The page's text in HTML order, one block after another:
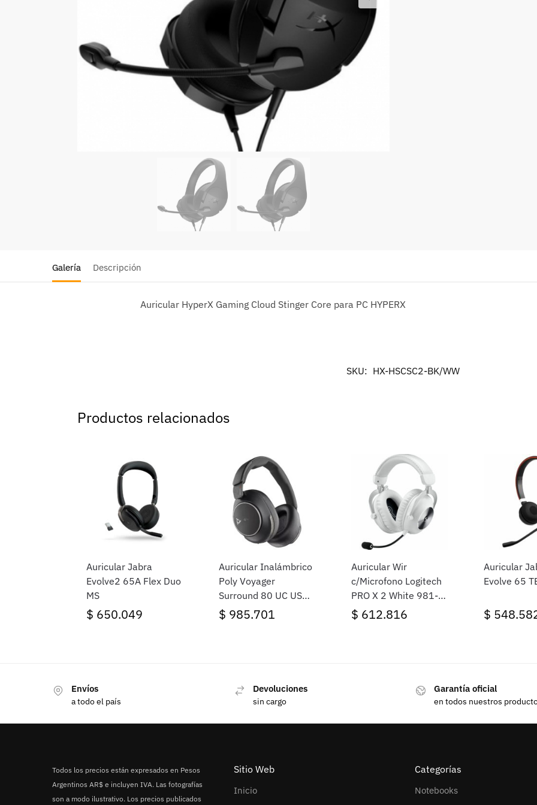
Galería Descripción
Auricular HyperX Gaming Cloud Stinger Core para PC HYPERX
SKU: HX-HSCSC2-BK/WW
Productos relacionados
Auricular Jabra
Evolve2 65A Flex Duo
MS
$ 650.049
Auricular Inalámbrico
Poly Voyager
Surround 80 UC USB-
C + Adaptador USB-C-
$ 985.701
Auricular Wir
c/Microfono Logitech
PRO X 2 White 981-
001268
$ 612.816
Auricular
Evolve 65
$
Envíos
a todo el país
Devoluciones
sin cargo
Garantía oficial
en todos nuestros
Todos los precios están expresados en Pesos
Argentinos AR$ e incluyen IVA. Las fotografías
son a modo ilustrativo. Los precios publicados
Sitio Web
Inicio
Categorías
Notebooks